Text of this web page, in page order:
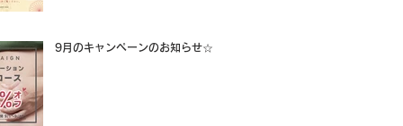
9月のキャンペーンのお知らせ☆